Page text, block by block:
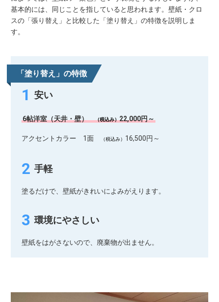
基本的には、同じことを指していると思われます。壁紙・クロ
スの「張り替え」と比較した「塗り替え」の特徴を説明しま
す。
「塗り替え」の特徴
安い
6帖洋室（天井・壁）（税込み）22,000円～
アクセントカラー 1面 （税込み） 16,500円～
手軽
塗るだけで、壁紙がきれいによみがえります。
環境にやさしい
壁紙をはがさないので、廃棄物が出ません。